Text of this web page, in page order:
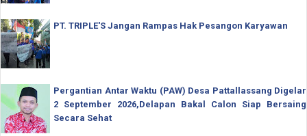
PT. TRIPLE'S Jangan Rampas Hak Pesangon Karyawan
Pergantian Antar Waktu (PAW) Desa Pattallassang Digelar
2 September 2026,Delapan Bakal Calon Siap Bersaing
Secara Sehat